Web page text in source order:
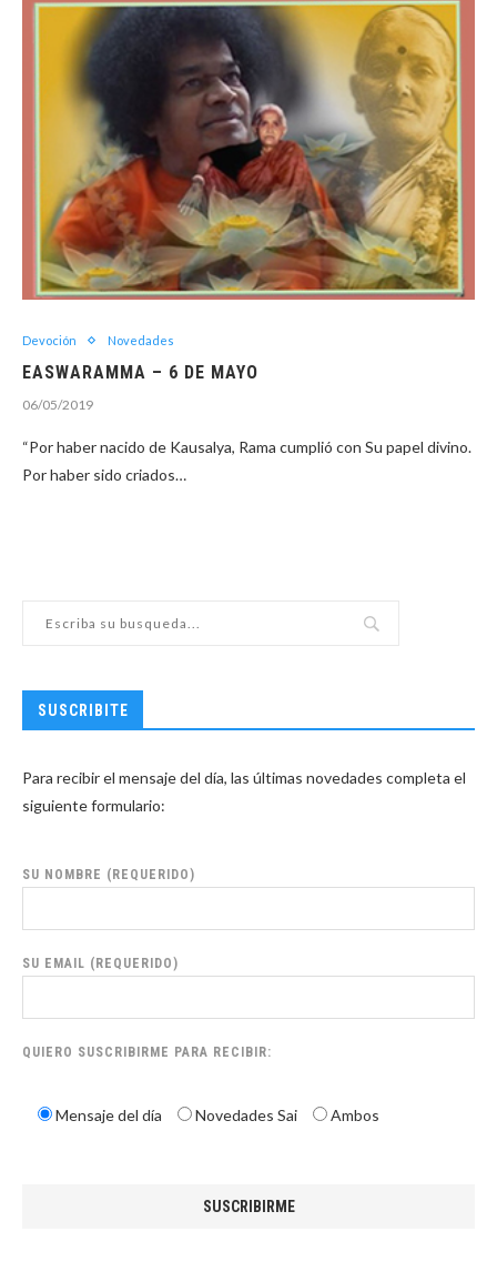
Devoción Novedades
EASWARAMMA – 6 DE MAYO
06/05/2019
“Por haber nacido de Kausalya, Rama cumplió con Su papel divino.
Por haber sido criados…
SUSCRIBITE
Para recibir el mensaje del día, las últimas novedades completa el
siguiente formulario:
SU NOMBRE (REQUERIDO)
SU EMAIL (REQUERIDO)
QUIERO SUSCRIBIRME PARA RECIBIR:
Mensaje del día Novedades Sai Ambos